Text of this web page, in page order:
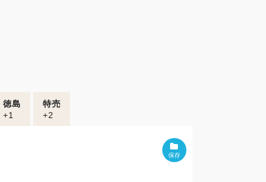
徳島
+1
特売
+2